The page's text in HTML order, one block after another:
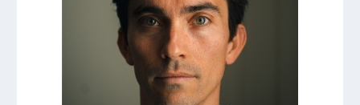
s
t
A
d
u
l
e